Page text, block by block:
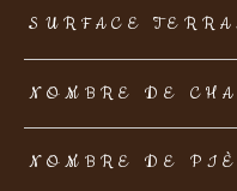
SURFACE
NOMBRE DE
NOMBRE DE